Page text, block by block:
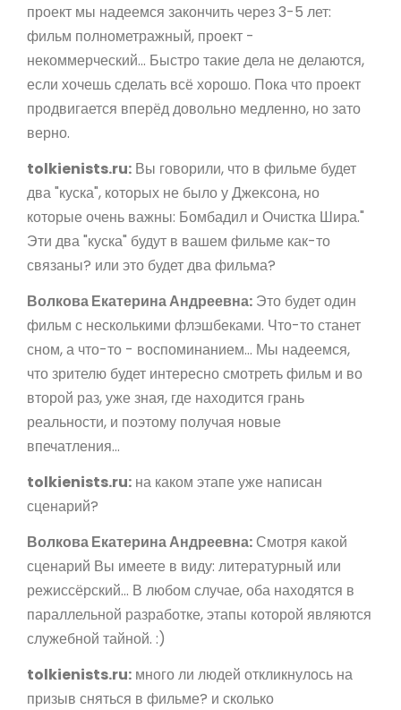
проект мы надеемся закончить через 3-5 лет:
фильм полнометражный, проект -
некоммерческий... Быстро такие дела не делаются,
если хочешь сделать всё хорошо. Пока что проект
продвигается вперёд довольно медленно, но зато
верно.
tolkienists.ru: Вы говорили, что в фильме будет
два "куска", которых не было у Джексона, но
которые очень важны: Бомбадил и Очистка Шира."
Эти два "куска" будут в вашем фильме как-то
связаны? или это будет два фильма?
Волкова Екатерина Андреевна: Это будет один
фильм с несколькими флэшбеками. Что-то станет
сном, а что-то - воспоминанием... Мы надеемся,
что зрителю будет интересно смотреть фильм и во
второй раз, уже зная, где находится грань
реальности, и поэтому получая новые
впечатления...
tolkienists.ru: на каком этапе уже написан
сценарий?
Волкова Екатерина Андреевна: Смотря какой
сценарий Вы имеете в виду: литературный или
режиссёрский... В любом случае, оба находятся в
параллельной разработке, этапы которой являются
служебной тайной. :)
tolkienists.ru: много ли людей откликнулось на
призыв сняться в фильме? и сколько